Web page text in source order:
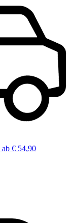
ab € 54,90